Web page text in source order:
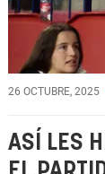
26 OCTUBRE, 2025
ASÍ LES